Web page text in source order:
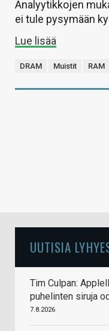
Analyytikkojen
ei tule pysymään
Lue lisää
DRAM Muistit RAM
UUTISIA
Tim Culpan:
puhelinten siruja
7.8.2026